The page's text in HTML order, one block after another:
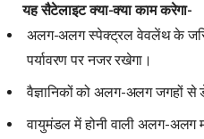
यह सैटेलाइट क्या-क्या काम करेगा-
अलग-अलग स्पेक्ट्रल वेवलेंथ के
पर्यावरण पर नजर रखेगा।
वैज्ञानिकों को अलग-अलग जगहों
वायुमंडल में होनी वाली अलग-अलग